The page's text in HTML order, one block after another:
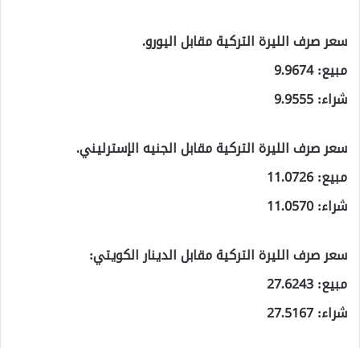
سعر صرف الليرة التركية مقابل اليورو.
مبيع: 9.9674
شراء: 9.9555
سعر صرف الليرة التركية مقابل الجنيه الإسترليني.
مبيع: 11.0726
شراء: 11.0570
سعر صرف الليرة التركية مقابل الدينار الكويتي:
مبيع: 27.6243
شراء: 27.5167